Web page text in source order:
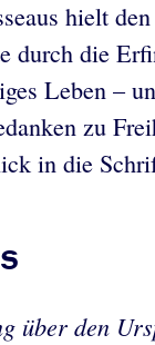
hielt
durch die
Leben –
zu
in die
über den